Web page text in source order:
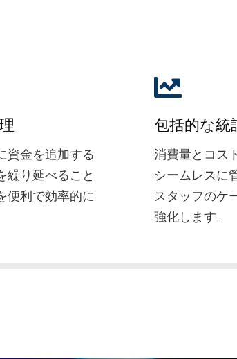
資金を追加する
繰り延べること
便利で効率的に
包括的な統
消費量とコス
シームレスに
スタッフのケ
強化します。